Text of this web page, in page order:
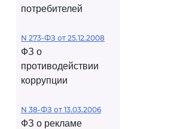
потребителей
N 273-ФЗ от 25.12.2008
ФЗ о
противодействии
коррупции
N 38-ФЗ от 13.03.2006
ФЗ о рекламе